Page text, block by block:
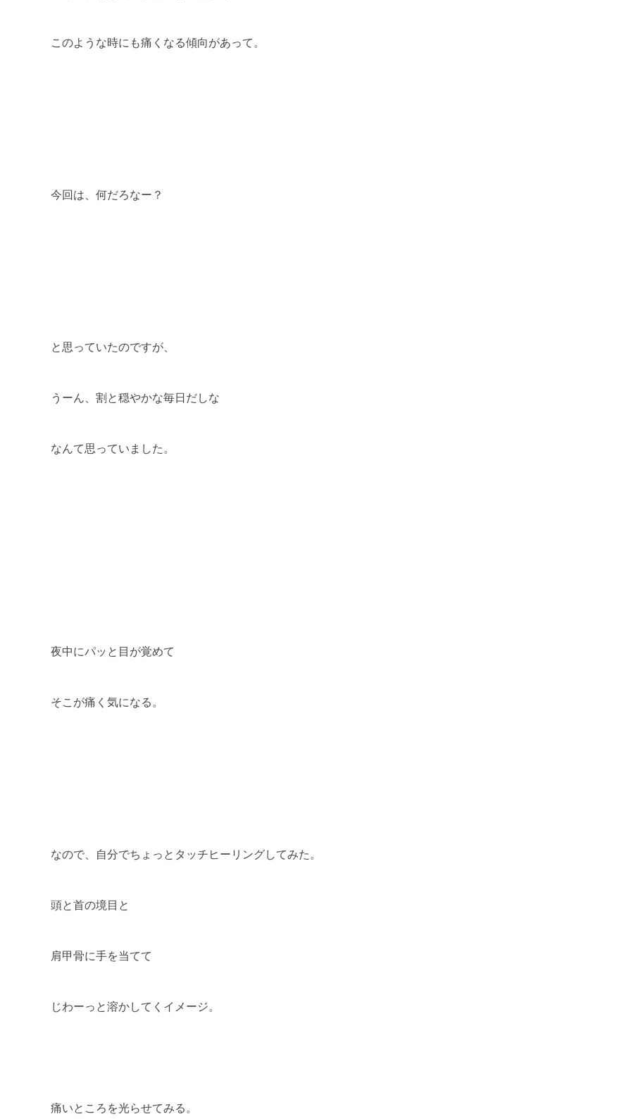
このような時にも痛くなる傾向があって。
今回は、何だろなー？
と思っていたのですが、
うーん、割と穏やかな毎日だしな
なんて思っていました。
夜中にパッと目が覚めて
そこが痛く気になる。
なので、自分でちょっとタッチヒーリングしてみた。
頭と首の境目と
肩甲骨に手を当てて
じわーっと溶かしてくイメージ。
痛いところを光らせてみる。